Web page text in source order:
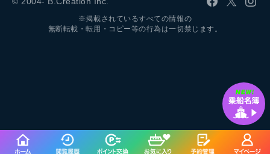
※掲載されているすべての情報の
無断転載・転用・コピー等の行為は一切禁じます。